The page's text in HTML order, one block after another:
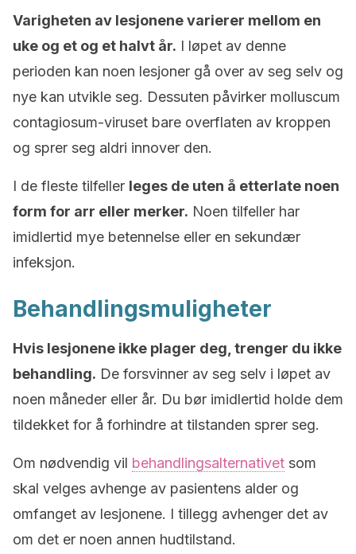
Varigheten av lesjonene varierer mellom en
uke og et og et halvt år. I løpet av denne
perioden kan noen lesjoner gå over av seg selv og
nye kan utvikle seg. Dessuten påvirker molluscum
contagiosum-viruset bare overflaten av kroppen
og sprer seg aldri innover den.
I de fleste tilfeller leges de uten å etterlate noen
form for arr eller merker. Noen tilfeller har
imidlertid mye betennelse eller en sekundær
infeksjon.
Behandlingsmuligheter
Hvis lesjonene ikke plager deg, trenger du ikke
behandling. De forsvinner av seg selv i løpet av
noen måneder eller år. Du bør imidlertid holde dem
tildekket for å forhindre at tilstanden sprer seg.
Om nødvendig vil behandlingsalternativet som
skal velges avhenge av pasientens alder og
omfanget av lesjonene. I tillegg avhenger det av
om det er noen annen hudtilstand.